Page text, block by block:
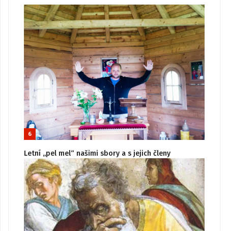
6
Letní „pel mel“ našimi sbory a s jejich členy